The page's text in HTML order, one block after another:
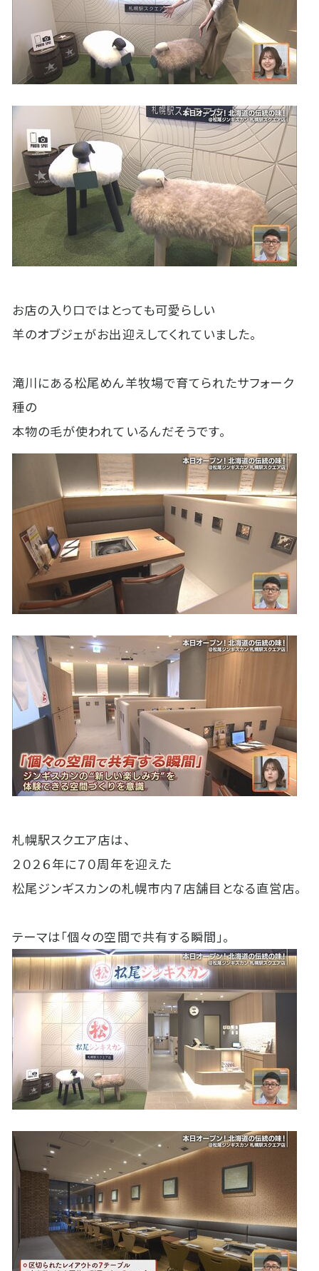
お店の入り口ではとっても可愛らしい
羊のオブジェがお出迎えしてくれていました。
滝川にある松尾めん羊牧場で育てられたサフォーク
種の
本物の毛が使われているんだそうです。
札幌駅スクエア店は、
２０２６年に７０周年を迎えた
松尾ジンギスカンの札幌市内７店舗目となる直営店。
テーマは「個々の空間で共有する瞬間」。